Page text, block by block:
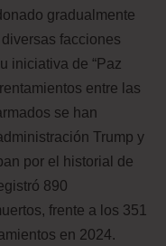
gradualmente
facciones
iniciativa de “Paz
entre las
se han
Trump y
por el historial de
890
frente a los 351
en 2024.